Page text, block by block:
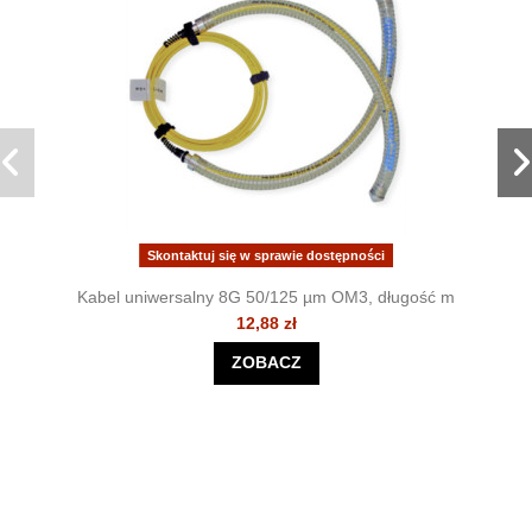
Skontaktuj się w sprawie dostępności
Kabel uniwersalny 8G 50/125 µm OM3, długość m
12,88 zł
ZOBACZ